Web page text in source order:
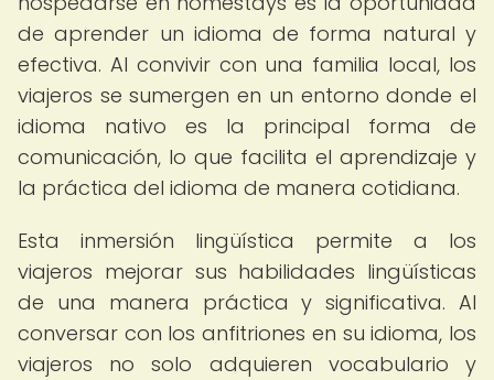
de aprender un idioma de forma natural y
efectiva. Al convivir con una familia local, los
viajeros se sumergen en un entorno donde el
idioma nativo es la principal forma de
comunicación, lo que facilita el aprendizaje y
la práctica del idioma de manera cotidiana.
Esta inmersión lingüística permite a los
viajeros mejorar sus habilidades lingüísticas
de una manera práctica y significativa. Al
conversar con los anfitriones en su idioma, los
viajeros no solo adquieren vocabulario y